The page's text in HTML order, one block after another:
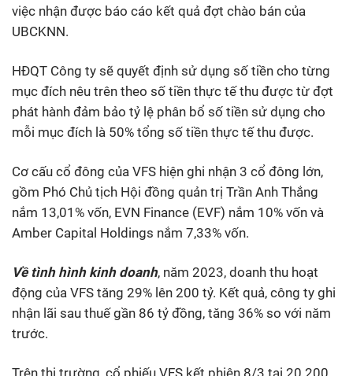
việc nhận được báo cáo kết quả đợt chào bán của
UBCKNN.
HĐQT Công ty sẽ quyết định sử dụng số tiền cho từng
mục đích nêu trên theo số tiền thực tế thu được từ đợt
phát hành đảm bảo tỷ lệ phân bổ số tiền sử dụng cho
mỗi mục đích là 50% tổng số tiền thực tế thu được.
Cơ cấu cổ đông của VFS hiện ghi nhận 3 cổ đông lớn,
gồm Phó Chủ tịch Hội đồng quản trị Trần Anh Thắng
nắm 13,01% vốn, EVN Finance (EVF) nắm 10% vốn và
Amber Capital Holdings nắm 7,33% vốn.
Về tình hình kinh doanh, năm 2023, doanh thu hoạt
động của VFS tăng 29% lên 200 tỷ. Kết quả, công ty ghi
nhận lãi sau thuế gần 86 tỷ đồng, tăng 36% so với năm
trước.
Trên thị trường, cổ phiếu VFS kết phiên 8/3 tại 20.200